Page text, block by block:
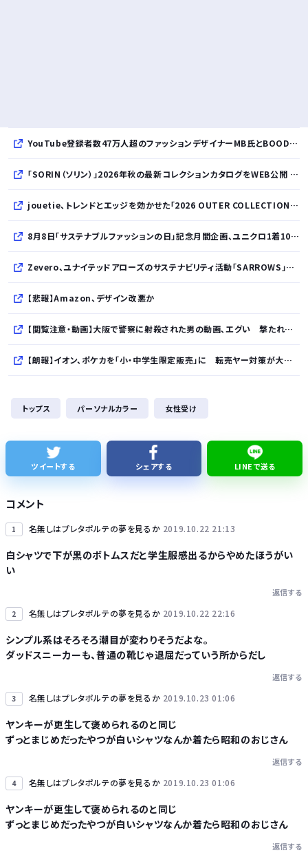
YouTube登録者数47万人超のファッションデザイナーMB氏とBOODYがコラボレーション。極上の着心地を追求した別注Tシャツが8月12日発売開始
「SORIN（ソリン）」2026年秋の最新コレクションカタログをWEB公開 「Paradox in Neutral」をテーマに秩序と反逆が共存する世界観を表現
jouetie、トレンドとエッジを効かせた「2026 OUTER COLLECTION」を公開
8月8日「サステナブルファッションの日」記念月間企画、ユニクロ1着100円買取保証とXプレゼントキャンペーンを実施
Zevero、ユナイテッドアローズのサステナビリティ活動「SARROWS」を支援。Scope 3排出量算定の効率化・精緻化を開始
【悲報】Amazon、デザイン改悪か
【閲覧注意・動画】大阪で警察に射殺された男の動画、エグい 撃たれてから叫びながら苦しみもがいて死ぬ
【朗報】イオン、ポケカを「小・中学生限定販売」に 転売ヤー対策が大絶賛ｗｗｗ
友達とPCで遊んでるんだがキーボードとマウス使った方がいいゲームでも頑なにパッド使いたがる
Powered by livedoor 相互RSS
トップス パーソナルカラー 女性受け
ツイートする シェアする LINEで送る
コメント
1 名無しはプレタポルテの夢を見るか 2019.10.22 21:13
白シャツで下が黒のボトムスだと学生服感出るからやめたほうがい
い
返信する
2 名無しはプレタポルテの夢を見るか 2019.10.22 22:16
シンプル系はそろそろ潮目が変わりそうだよな。
ダッドスニーカーも、普通の靴じゃ退屈だっていう所からだし
返信する
3 名無しはプレタポルテの夢を見るか 2019.10.23 01:06
ヤンキーが更生して褒められるのと同じ
ずっとまじめだったやつが白いシャツなんか着たら昭和のおじさん
返信する
4 名無しはプレタポルテの夢を見るか 2019.10.23 01:06
ヤンキーが更生して褒められるのと同じ
ずっとまじめだったやつが白いシャツなんか着たら昭和のおじさん
返信する